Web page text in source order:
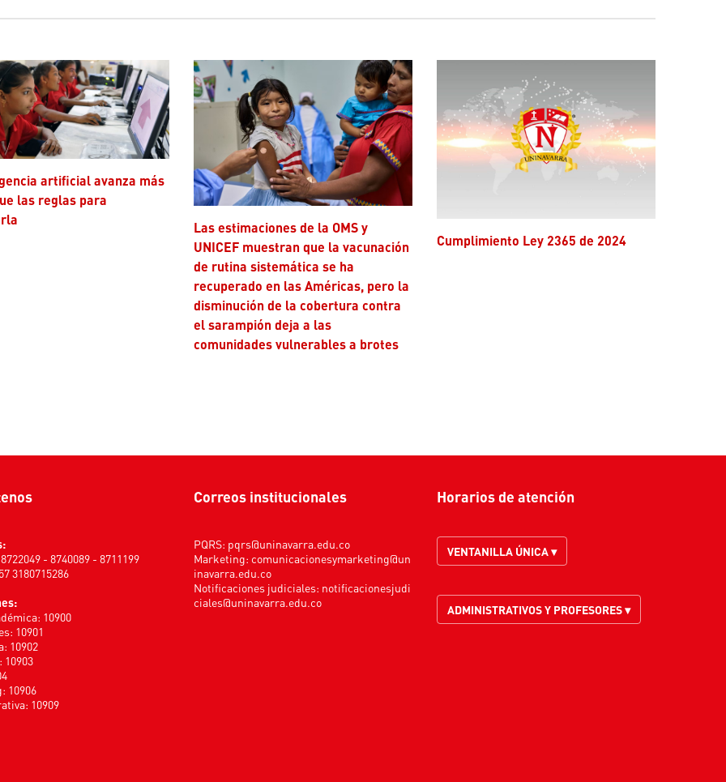
las reglas para
Las estimaciones de la OMS y
UNICEF muestran que la vacunación
de rutina sistemática se ha
recuperado en las Américas, pero la
disminución de la cobertura contra
el sarampión deja a las
comunidades vulnerables a brotes
Cumplimiento Ley 2365 de 2024
- 8740089 - 8711199
3180715286
10900
10901
10902
10903
10906
10909
Correos institucionales
PQRS: pqrs@uninavarra.edu.co
Marketing: comunicacionesymarketing@un
inavarra.edu.co
Notificaciones judiciales: notificacionesjudi
ciales@uninavarra.edu.co
Horarios de atención
VENTANILLA ÚNICA ▾
ADMINISTRATIVOS Y PROFESORES ▾